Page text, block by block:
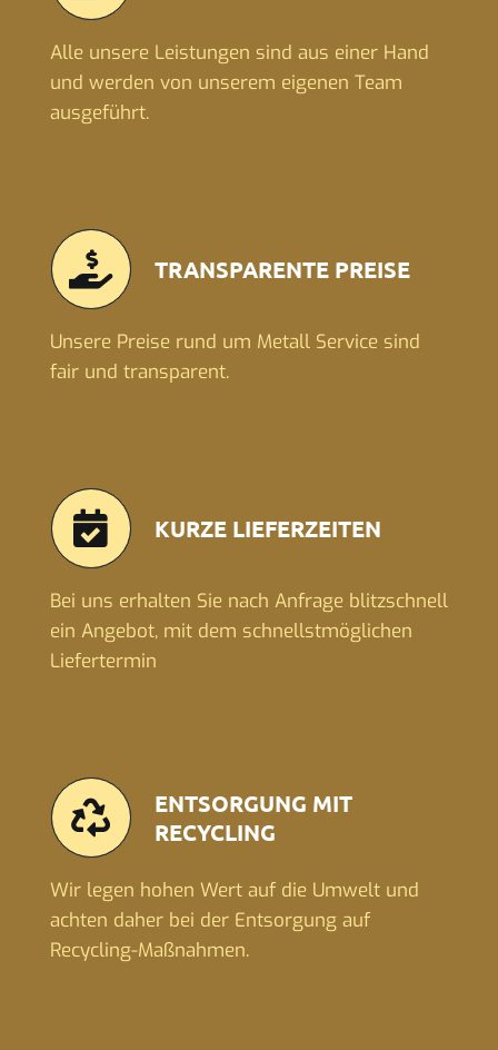
Alle unsere Leistungen sind aus einer Hand
und werden von unserem eigenen Team
ausgeführt.
TRANSPARENTE PREISE
Unsere Preise rund um Metall Service sind
fair und transparent.
KURZE LIEFERZEITEN
Bei uns erhalten Sie nach Anfrage blitzschnell
ein Angebot, mit dem schnellstmöglichen
Liefertermin
ENTSORGUNG MIT
RECYCLING
Wir legen hohen Wert auf die Umwelt und
achten daher bei der Entsorgung auf
Recycling-Maßnahmen.